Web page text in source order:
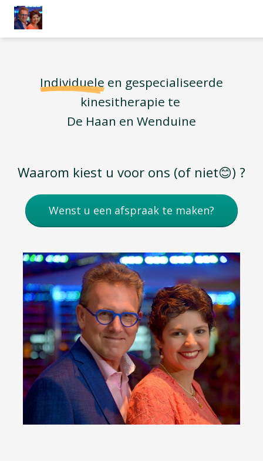
Individuele en gespecialiseerde
kinesitherapie te
De Haan en Wenduine
Waarom kiest u voor ons (of niet😊) ?
Wenst u een afspraak te maken?